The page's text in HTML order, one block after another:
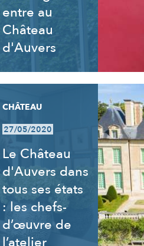
entre au
Château
d'Auvers
CHÂTEAU
27/05/2020
Le Château
d'Auvers dans
tous ses états
: les chefs-
d’œuvre de
l’atelier